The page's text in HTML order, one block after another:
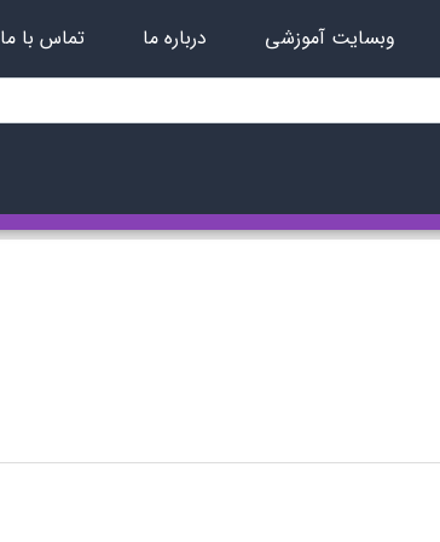
وبسایت آموزشی درباره ما تماس با ما